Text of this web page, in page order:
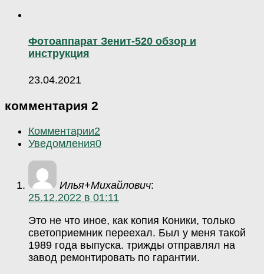
Фотоаппарат Зенит-520 обзор и
инструкция
23.04.2021
комментария 2
Комментарии2
Уведомления0
Илья+Михайлович:
25.12.2022 в 01:11
Это не что иное, как копия Коники, только
светоприемник переехал. Был у меня такой
1989 года выпуска. трижды отправлял на
завод ремонтировать по гарантии.